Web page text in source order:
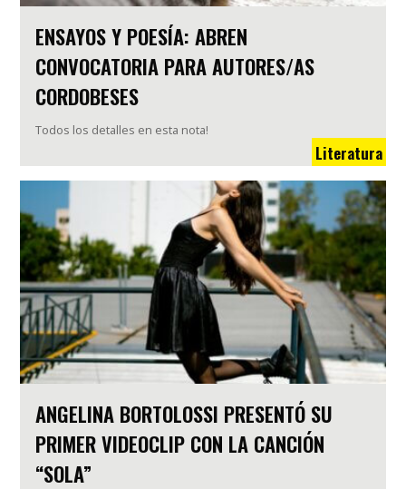
ENSAYOS Y POESÍA: ABREN
CONVOCATORIA PARA AUTORES/AS
CORDOBESES
Todos los detalles en esta nota!
Literatura
ANGELINA BORTOLOSSI PRESENTÓ SU
PRIMER VIDEOCLIP CON LA CANCIÓN
“SOLA”